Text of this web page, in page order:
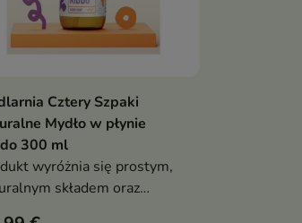
Dodaj do koszyka
Cztery Szpaki
Mydło w płynie
300 ml
wyróżnia się prostym,
składem oraz